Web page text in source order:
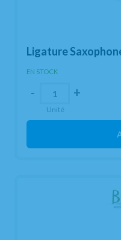
Ligature
EN STOCK
- +
Unité